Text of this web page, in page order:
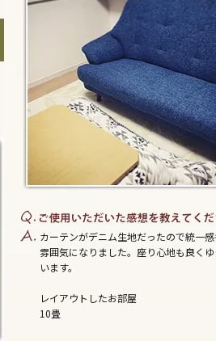
カーテンがデニム生地だったので統一
雰囲気になりました。座り心地も良く
います。
レイアウトしたお部屋
10畳